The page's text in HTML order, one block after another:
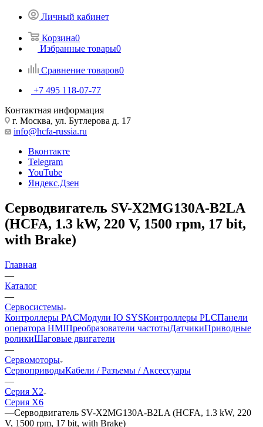
Личный кабинет
Корзина0
Избранные товары0
Сравнение товаров0
+7 495 118-07-77
Контактная информация
г. Москва, ул. Бутлерова д. 17
info@hcfa-russia.ru
Вконтакте
Telegram
YouTube
Яндекс.Дзен
Серводвигатель SV-X2MG130A-B2LA
(HCFA, 1.3 kW, 220 V, 1500 rpm, 17 bit,
with Brake)
Главная
—
Каталог
—
Сервосистемы
Контроллеры PACМодули IO SYSКонтроллеры PLCПанели
оператора HMIПреобразователи частотыДатчикиПриводные
роликиШаговые двигатели
—
Сервомоторы
СервоприводыКабели / Разъемы / Аксессуары
—
Серия X2
Серия X6
—Серводвигатель SV-X2MG130A-B2LA (HCFA, 1.3 kW, 220
V, 1500 rpm, 17 bit, with Brake)